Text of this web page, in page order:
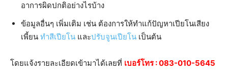
อาการผิดปกติอย่างไรบ้าง
ข้อมูลอื่นๆ เพิ่มเติม เช่น ต้องการให้ทำแก้ปัญหาเปียโนเสียง
เพี้ยน ทำสีเปียโน และปรับจูนเปียโน เป็นต้น
โดยแจ้งรายละเอียดเข้ามาได้เลยที่ เบอร์โทร :083-010-5645